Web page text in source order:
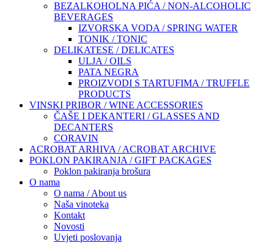
BEZALKOHOLNA PIĆA / NON-ALCOHOLIC
BEVERAGES
IZVORSKA VODA / SPRING WATER
TONIK / TONIC
DELIKATESE / DELICATES
ULJA / OILS
PATA NEGRA
PROIZVODI S TARTUFIMA / TRUFFLE
PRODUCTS
VINSKI PRIBOR / WINE ACCESSORIES
ČAŠE I DEKANTERI / GLASSES AND
DECANTERS
CORAVIN
ACROBAT ARHIVA / ACROBAT ARCHIVE
POKLON PAKIRANJA / GIFT PACKAGES
Poklon pakiranja brošura
O nama
O nama / About us
Naša vinoteka
Kontakt
Novosti
Uvjeti poslovanja